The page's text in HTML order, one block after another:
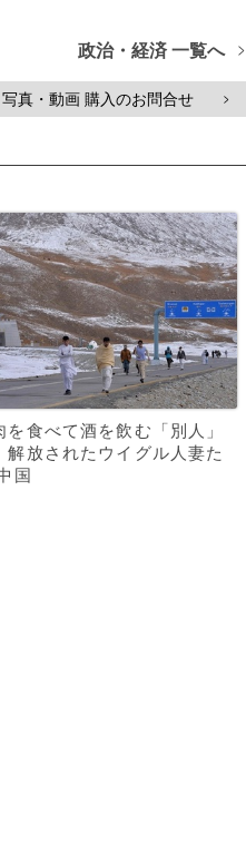
政治・経済 一覧へ >
真・動画 購入のお問合せ >
を食べて酒を飲む「別人」
解放されたウイグル人妻た
国